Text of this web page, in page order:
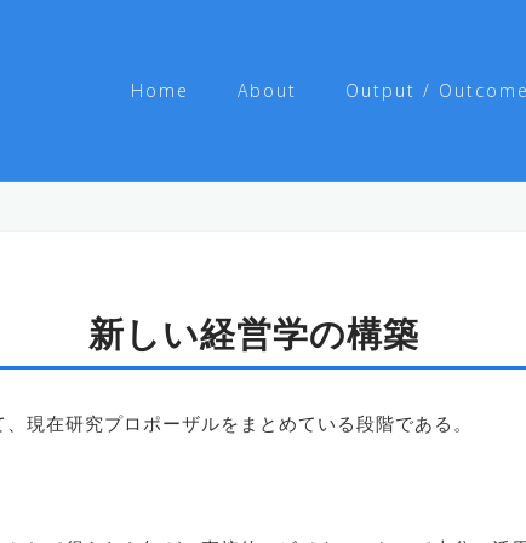
Home About Output / Outcome
新しい経営学の構築
現在研究プロポーザルをまとめている段階である。